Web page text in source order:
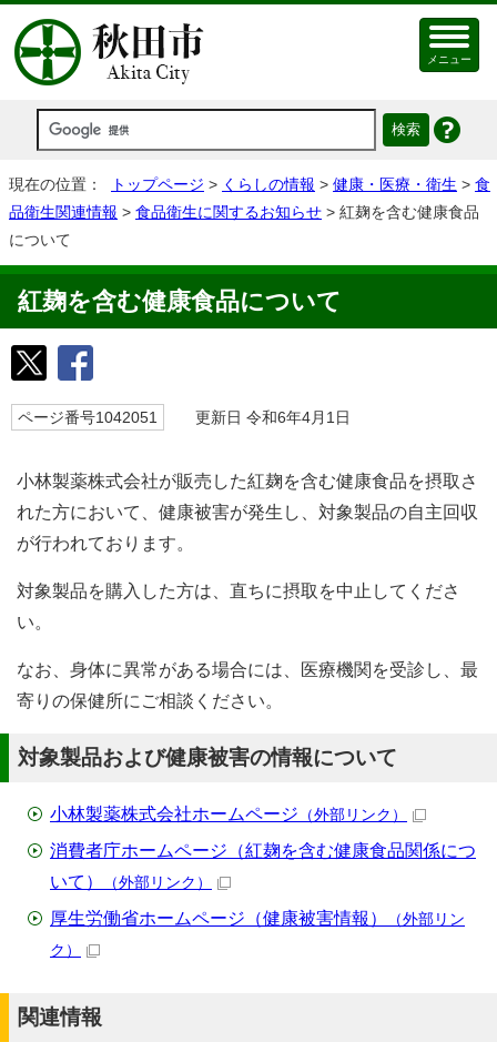
メニュー
現在の位置： トップページ > くらしの情報 > 健康・医療・衛生 > 食
品衛生関連情報 > 食品衛生に関するお知らせ > 紅麹を含む健康食品
について
紅麹を含む健康食品について
ページ番号1042051 更新日 令和6年4月1日
小林製薬株式会社が販売した紅麹を含む健康食品を摂取さ
れた方において、健康被害が発生し、対象製品の自主回収
が行われております。
対象製品を購入した方は、直ちに摂取を中止してくださ
い。
なお、身体に異常がある場合には、医療機関を受診し、最
寄りの保健所にご相談ください。
対象製品および健康被害の情報について
小林製薬株式会社ホームページ （外部リンク）
消費者庁ホームページ（紅麹を含む健康食品関係につ
いて）
（外部リンク）
厚生労働省ホームページ（健康被害情報）
（外部リン
ク）
関連情報